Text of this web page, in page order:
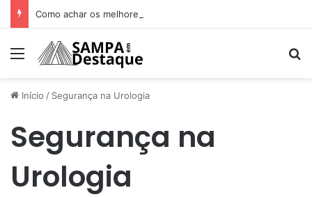
Menu
Início / Segurança na Urologia
Segurança na
Urologia